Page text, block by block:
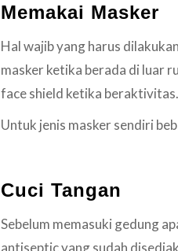
Memakai Masker
Hal wajib yang harus
masker ketika berada di luar
face shield ketika beraktivitas.
Untuk jenis masker sendiri
Cuci Tangan
Sebelum memasuki gedung
antiseptic yang sudah